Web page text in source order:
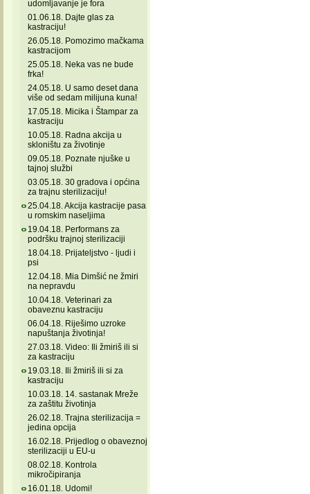
udomljavanje je fora
01.06.18. Dajte glas za
kastraciju!
26.05.18. Pomozimo mačkama
kastracijom
25.05.18. Neka vas ne bude
frka!
24.05.18. U samo deset dana
više od sedam milijuna kuna!
17.05.18. Micika i Štampar za
kastraciju
10.05.18. Radna akcija u
skloništu za životinje
09.05.18. Poznate njuške u
tajnoj službi
03.05.18. 30 gradova i općina
za trajnu sterilizaciju!
25.04.18. Akcija kastracije pasa
u romskim naseljima
19.04.18. Performans za
podršku trajnoj sterilizaciji
18.04.18. Prijateljstvo - ljudi i
psi
12.04.18. Mia Dimšić ne žmiri
na nepravdu
10.04.18. Veterinari za
obaveznu kastraciju
06.04.18. Riješimo uzroke
napuštanja životinja!
27.03.18. Video: Ili žmiriš ili si
za kastraciju
19.03.18. Ili žmiriš ili si za
kastraciju
10.03.18. 14. sastanak Mreže
za zaštitu životinja
26.02.18. Trajna sterilizacija =
jedina opcija
16.02.18. Prijedlog o obaveznoj
sterilizaciji u EU-u
08.02.18. Kontrola
mikročipiranja
16.01.18. Udomi!